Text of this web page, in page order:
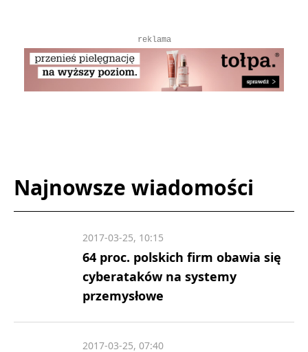
reklama
Najnowsze wiadomości
64 proc. polskich firm obawia się
cyberataków na systemy
przemysłowe
2017-03-25, 10:15
2017-03-25, 07:40